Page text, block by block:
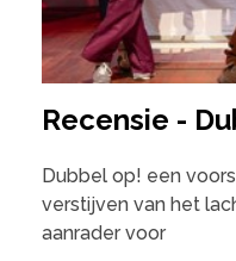
Recensie -
Dubbel op! een
verstijven van het
aanrader voor